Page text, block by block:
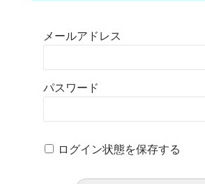
メールアドレス
パスワード
ログイン状態を保存する